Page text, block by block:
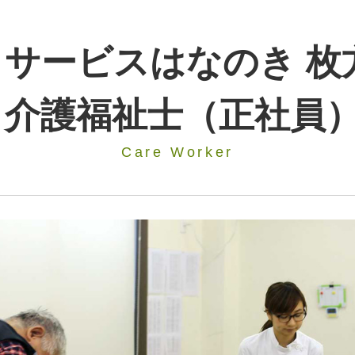
ービスはなのき
護福祉士（正社員
Care Worker